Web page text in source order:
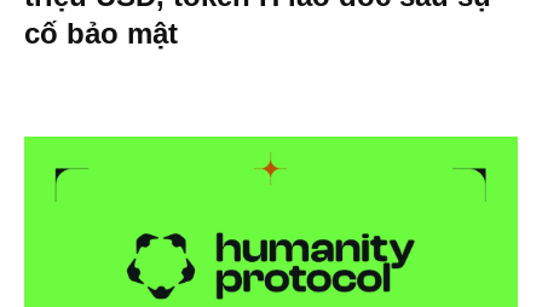
cố bảo mật